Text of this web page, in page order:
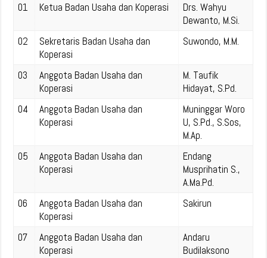
01
Ketua Badan Usaha dan Koperasi
Drs. Wahyu
Dewanto, M.Si.
02
Sekretaris Badan Usaha dan
Koperasi
Suwondo, M.M.
03
Anggota Badan Usaha dan
Koperasi
M. Taufik
Hidayat, S.Pd.
04
Anggota Badan Usaha dan
Koperasi
Muninggar Woro
U, S.Pd., S.Sos,
M.Ap.
05
Anggota Badan Usaha dan
Koperasi
Endang
Musprihatin S.,
A.Ma.Pd.
06
Anggota Badan Usaha dan
Koperasi
Sakirun
07
Anggota Badan Usaha dan
Koperasi
Andaru
Budilaksono